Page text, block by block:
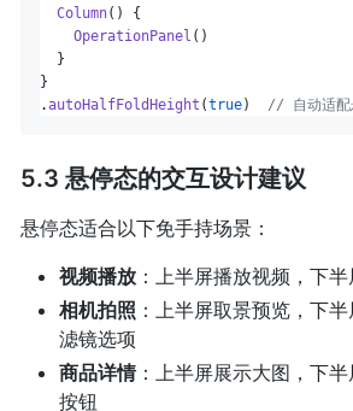
Column() {
OperationPanel ()
  }
}
.autoHalfFoldHeight (true) // 自动适配
5.3 悬停态的交互设计建议
悬停态适合以下免手持场景：
视频播放：上半屏播放视频，下
相机拍照 ：上半屏取景预览，下
滤镜选项
商品详情：上半屏展示大图，下
按钮